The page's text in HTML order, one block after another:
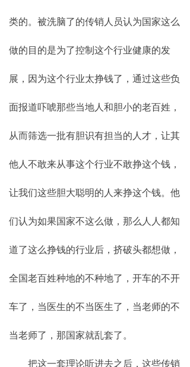
类的。被洗脑了的传销人员认为国家这么
做的目的是为了控制这个行业健康的发
展，因为这个行业太挣钱了，通过这些负
面报道吓唬那些当地人和胆小的老百姓，
从而筛选一批有胆识有担当的人才，让其
他人不敢来从事这个行业不敢挣这个钱，
让我们这些胆大聪明的人来挣这个钱。他
们认为如果国家不这么做，那么人人都知
道了这么挣钱的行业后，挤破头都想做，
全国老百姓种地的不种地了，开车的不开
车了，当医生的不当医生了，当老师的不
当老师了，那国家就乱套了。
把这一套理论听进去之后，这些传销